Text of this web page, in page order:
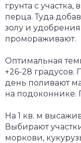
грунта с
перца. Туда
золу и
промораживают.
Оптимальная
+26-28 градусов.
день поливают
на подоконнике.
На 1 кв. м
Выбирают
моркови,